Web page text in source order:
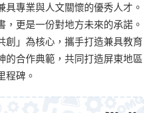
專業與人文關懷的優秀人才。
，更是一份對地方未來的承諾。
創」為核心，攜手打造兼具教育
的合作典範，共同打造屏東地區
程碑。